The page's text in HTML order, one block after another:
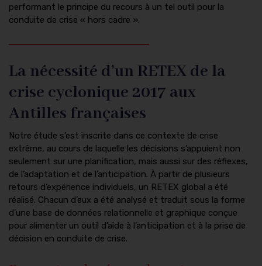
performant le principe du recours à un tel outil pour la
conduite de crise « hors cadre ».
La nécessité d’un RETEX de la
crise cyclonique 2017 aux
Antilles françaises
Notre étude s’est inscrite dans ce contexte de crise
extrême, au cours de laquelle les décisions s’appuient non
seulement sur une planification, mais aussi sur des réflexes,
de l’adaptation et de l’anticipation. À partir de plusieurs
retours d’expérience individuels, un RETEX global a été
réalisé. Chacun d’eux a été analysé et traduit sous la forme
d’une base de données relationnelle et graphique conçue
pour alimenter un outil d’aide à l’anticipation et à la prise de
décision en conduite de crise.